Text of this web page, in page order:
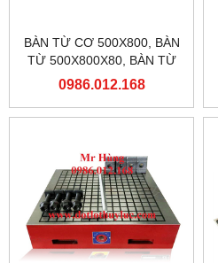
BÀN TỪ CƠ 500X800, BÀN
TỪ 500X800X80, BÀN TỪ
MÁY PHAY
0986.012.168